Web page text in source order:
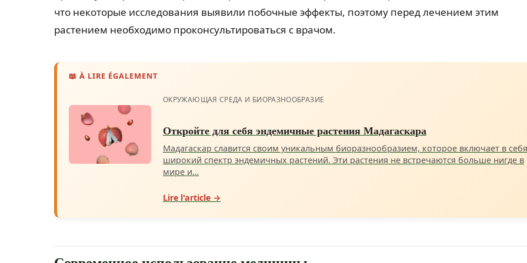
что некоторые исследования выявили побочные эффекты, поэтому перед лечением этим
растением необходимо проконсультироваться с врачом.
📖 À LIRE ÉGALEMENT
ОКРУЖАЮЩАЯ СРЕДА И БИОРАЗНООБРАЗИЕ
Откройте для себя эндемичные растения Мадагаскара
Мадагаскар славится своим уникальным биоразнообразием, которое включает в себя
широкий спектр эндемичных растений. Эти растения не встречаются больше нигде в
мире и…
Lire l'article →